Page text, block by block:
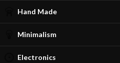
Hand Made
Minimalism
Electronics